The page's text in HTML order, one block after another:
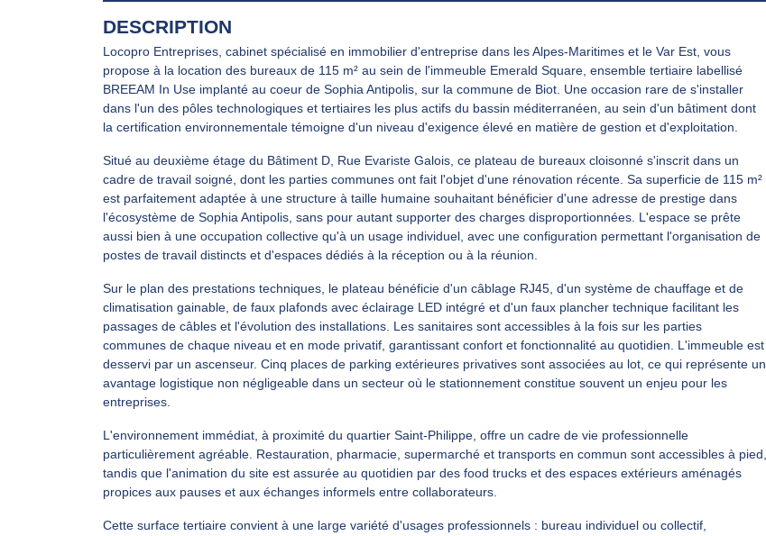
DESCRIPTION
Locopro Entreprises, cabinet spécialisé en immobilier d'entreprise dans les Alpes-Maritimes et le Var Est, vous
propose à la location des bureaux de 115 m² au sein de l'immeuble Emerald Square, ensemble tertiaire labellisé
BREEAM In Use implanté au coeur de Sophia Antipolis, sur la commune de Biot. Une occasion rare de s'installer
dans l'un des pôles technologiques et tertiaires les plus actifs du bassin méditerranéen, au sein d'un bâtiment dont
la certification environnementale témoigne d'un niveau d'exigence élevé en matière de gestion et d'exploitation.
Situé au deuxième étage du Bâtiment D, Rue Evariste Galois, ce plateau de bureaux cloisonné s'inscrit dans un
cadre de travail soigné, dont les parties communes ont fait l'objet d'une rénovation récente. Sa superficie de 115 m²
est parfaitement adaptée à une structure à taille humaine souhaitant bénéficier d'une adresse de prestige dans
l'écosystème de Sophia Antipolis, sans pour autant supporter des charges disproportionnées. L'espace se prête
aussi bien à une occupation collective qu'à un usage individuel, avec une configuration permettant l'organisation de
postes de travail distincts et d'espaces dédiés à la réception ou à la réunion.
Sur le plan des prestations techniques, le plateau bénéficie d'un câblage RJ45, d'un système de chauffage et de
climatisation gainable, de faux plafonds avec éclairage LED intégré et d'un faux plancher technique facilitant les
passages de câbles et l'évolution des installations. Les sanitaires sont accessibles à la fois sur les parties
communes de chaque niveau et en mode privatif, garantissant confort et fonctionnalité au quotidien. L'immeuble est
desservi par un ascenseur. Cinq places de parking extérieures privatives sont associées au lot, ce qui représente un
avantage logistique non négligeable dans un secteur où le stationnement constitue souvent un enjeu pour les
entreprises.
L'environnement immédiat, à proximité du quartier Saint-Philippe, offre un cadre de vie professionnelle
particulièrement agréable. Restauration, pharmacie, supermarché et transports en commun sont accessibles à pied,
tandis que l'animation du site est assurée au quotidien par des food trucks et des espaces extérieurs aménagés
propices aux pauses et aux échanges informels entre collaborateurs.
Cette surface tertiaire convient à une large variété d'usages professionnels : bureau individuel ou collectif,